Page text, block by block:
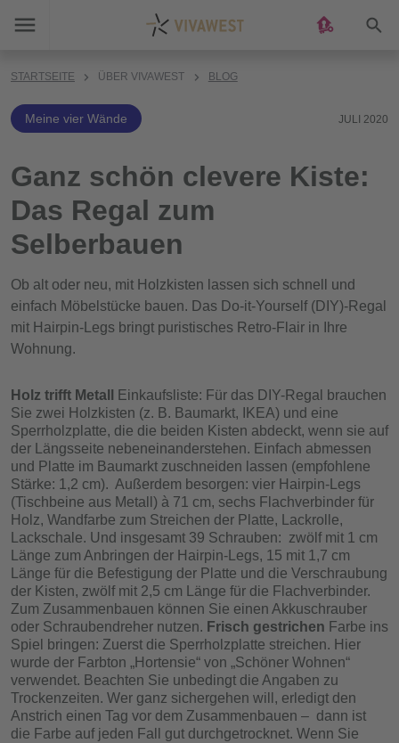
STARTSEITE ÜBER VIVAWEST BLOG
Meine vier Wände JULI 2020
Ganz schön clevere Kiste:
Das Regal zum
Selberbauen
Ob alt oder neu, mit Holzkisten lassen sich schnell und
einfach Möbelstücke bauen. Das Do-it-Yourself (DIY)-Regal
mit Hairpin-Legs bringt puristisches Retro-Flair in Ihre
Wohnung.
Holz trifft Metall
Einkaufsliste: Für das DIY-Regal brauchen
Sie zwei Holzkisten (z. B. Baumarkt, IKEA) und eine
Sperrholzplatte, die die beiden Kisten abdeckt, wenn sie auf
der Längsseite nebeneinanderstehen. Einfach abmessen
und Platte im Baumarkt zuschneiden lassen (empfohlene
Stärke: 1,2 cm). Außerdem besorgen: vier Hairpin-Legs
(Tischbeine aus Metall) à 71 cm, sechs Flachverbinder für
Holz, Wandfarbe zum Streichen der Platte, Lackrolle,
Lackschale. Und insgesamt 39 Schrauben: zwölf mit 1 cm
Länge zum Anbringen der Hairpin-Legs, 15 mit 1,7 cm
Länge für die Befestigung der Platte und die Verschraubung
der Kisten, zwölf mit 2,5 cm Länge für die Flachverbinder.
Zum Zusammenbauen können Sie einen Akkuschrauber
oder Schraubendreher nutzen. Frisch gestrichen Farbe ins
Spiel bringen: Zuerst die Sperrholzplatte streichen. Hier
wurde der Farbton „Hortensie“ von „Schöner Wohnen“
verwendet. Beachten Sie unbedingt die Angaben zu
Trockenzeiten. Wer ganz sichergehen will, erledigt den
Anstrich einen Tag vor dem Zusammenbauen – dann ist
die Farbe auf jeden Fall gut durchgetrocknet. Wenn Sie